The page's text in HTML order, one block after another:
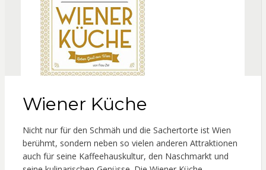
Wiener Küche
Nicht nur für den Schmäh und die Sachertorte ist Wien
berühmt, sondern neben so vielen anderen Attraktionen
auch für seine Kaffeehauskultur, den Naschmarkt und